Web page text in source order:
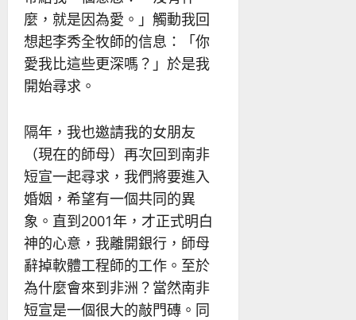
麼，就是因為愛。」觸動我回
想起李秀全牧師的信息：「你
愛我比這些更深嗎？」於是我
開始尋求。
隔年，我也邀請我的女朋友
（現在的師母）再次回到南非
短宣一起尋求，我們將要進入
婚姻，希望有一個共同的異
象。直到2001年，才正式明白
神的心意，我離開銀行，師母
辭掉軟體工程師的工作。至於
為什麼會來到非洲？當然南非
短宣是一個很大的敲門磚。同